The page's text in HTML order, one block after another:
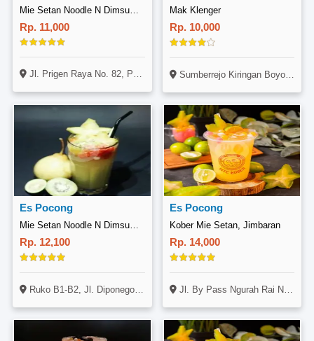
Mie Setan Noodle N Dimsum, Prigen
Rp. 11,000
Jl. Prigen Raya No. 82, Prigen, Pasuruan
Mak Klenger
Rp. 10,000
Sumberrejo Kiringan Boyolali
Es Pocong
Mie Setan Noodle N Dimsum, Lawang
Rp. 12,100
Ruko B1-B2, Jl. Diponegoro No. 18, Lawang, Malang
Es Pocong
Kober Mie Setan, Jimbaran
Rp. 14,000
Jl. By Pass Ngurah Rai No. 18, Jimbaran, Bali